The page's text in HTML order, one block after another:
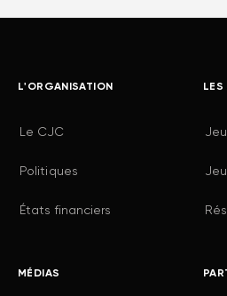
L'ORGANISATION
Le CJC
Politiques
États financiers
LES
MÉDIAS